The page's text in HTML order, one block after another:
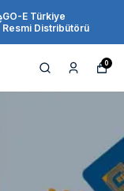
GO-E Türkiye
Resmi Distribütörü
0